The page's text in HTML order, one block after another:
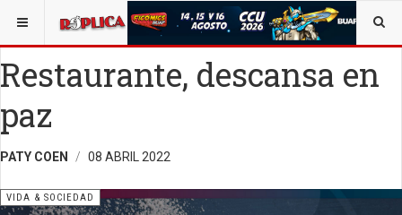
ESTÁ AQUÍ: VIDA Y SOCIEDAD
Restaurante, descansa en
paz
PATY COEN 08 ABRIL 2022
VIDA & SOCIEDAD